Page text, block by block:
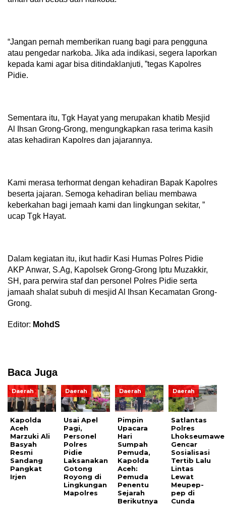
“Jangan pernah memberikan ruang bagi para pengguna
atau pengedar narkoba. Jika ada indikasi, segera laporkan
kepada kami agar bisa ditindaklanjuti, ”tegas Kapolres
Pidie.
Sementara itu, Tgk Hayat yang merupakan khatib Mesjid
Al Ihsan Grong-Grong, mengungkapkan rasa terima kasih
atas kehadiran Kapolres dan jajarannya.
Kami merasa terhormat dengan kehadiran Bapak Kapolres
beserta jajaran. Semoga kehadiran beliau membawa
keberkahan bagi jemaah kami dan lingkungan sekitar, ”
ucap Tgk Hayat.
Dalam kegiatan itu, ikut hadir Kasi Humas Polres Pidie
AKP Anwar, S.Ag, Kapolsek Grong-Grong Iptu Muzakkir,
SH, para perwira staf dan personel Polres Pidie serta
jamaah shalat subuh di mesjid Al Ihsan Kecamatan Grong-
Grong.
Editor: MohdS
Baca Juga
Daerah
Kapolda
Aceh
Marzuki Ali
Basyah
Resmi
Sandang
Pangkat
Irjen
Daerah
Usai Apel
Pagi,
Personel
Polres
Pidie
Laksanakan
Gotong
Royong di
Lingkungan
Mapolres
Daerah
Pimpin
Upacara
Hari
Sumpah
Pemuda,
Kapolda
Aceh:
Pemuda
Penentu
Sejarah
Berikutnya
Daerah
Satlantas
Polres
Lhokseumawe
Gencar
Sosialisasi
Tertib Lalu
Lintas
Lewat
Meupep-
pep di
Cunda